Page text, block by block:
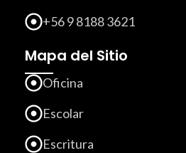
+56 9 8188 3621
Mapa del Sitio
Oficina
Escolar
Escritura